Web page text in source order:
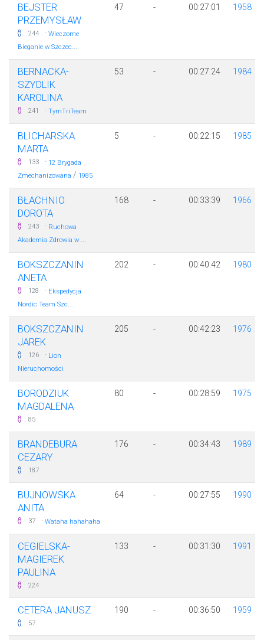
BEJSTER
PRZEMYSŁAW
244 · Wieczorne
Bieganie w Szczec...
47 - 00:27:01 1958
BERNACKA-
SZYDLIK
KAROLINA
241 · TymTriTeam
53 - 00:27:24 1984
BLICHARSKA
MARTA
133 · 12 Brygada
Zmechanizowana / 1985
5 - 00:22:15 1985
BŁACHNIO
DOROTA
243 · Ruchowa
Akademia Zdrowia w ...
168 - 00:33:39 1966
BOKSZCZANIN
ANETA
128 · Ekspedycja
Nordic Team Szc...
202 - 00:40:42 1980
BOKSZCZANIN
JAREK
126 · Lion
Nieruchomości
205 - 00:42:23 1976
BORODZIUK
MAGDALENA
85
80 - 00:28:59 1975
BRANDEBURA
CEZARY
187
176 - 00:34:43 1989
BUJNOWSKA
ANITA
37 · Wataha hahahaha
64 - 00:27:55 1990
CEGIELSKA-
MAGIEREK
PAULINA
224
133 - 00:31:30 1991
CETERA JANUSZ
57
190 - 00:36:50 1959